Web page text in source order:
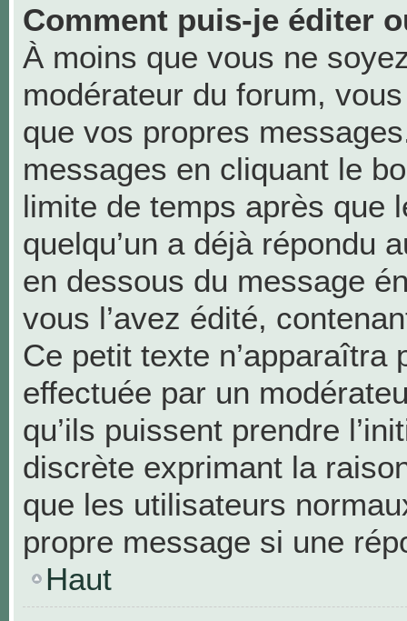
Comment puis-je éditer
À moins que vous ne
modérateur du forum,
que vos propres
messages en cliquant le
limite de temps après que
quelqu’un a déjà répondu
en dessous du message
vous l’avez édité,
Ce petit texte n’apparaîtra
effectuée par un
qu’ils puissent prendre
discrète exprimant la
que les utilisateurs
propre message si une
Haut